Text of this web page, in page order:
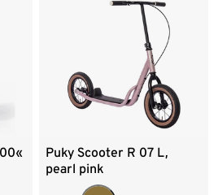
Puky Scooter R 07 L,
pearl pink